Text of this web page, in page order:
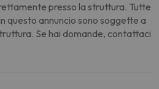
presso la struttura. Tutte
questo annuncio sono soggette a
Se hai domande, contattaci